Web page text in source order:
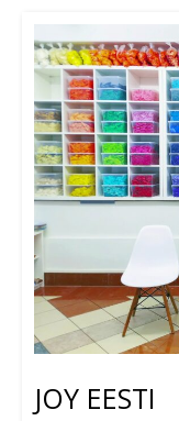
JOY EESTI